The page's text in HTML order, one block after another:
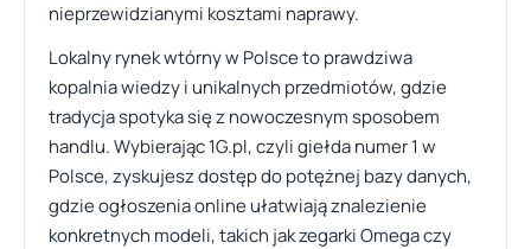
nieprzewidzianymi kosztami naprawy.
Lokalny rynek wtórny w Polsce to prawdziwa
kopalnia wiedzy i unikalnych przedmiotów, gdzie
tradycja spotyka się z nowoczesnym sposobem
handlu. Wybierając 1G.pl, czyli giełda numer 1 w
Polsce, zyskujesz dostęp do potężnej bazy danych,
gdzie ogłoszenia online ułatwiają znalezienie
konkretnych modeli, takich jak zegarki Omega czy